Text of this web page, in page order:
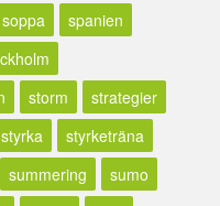
soppa
spanien
storm
strategier
styrka
styrketräna
summering
sumo